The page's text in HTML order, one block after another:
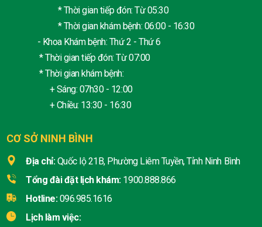
* Thời gian tiếp đón: Từ 05:30
* Thời gian khám bệnh: 06:00 - 16:30
- Khoa Khám bệnh: Thứ 2 - Thứ 6
* Thời gian tiếp đón: Từ 07:00
* Thời gian khám bệnh:
+ Sáng: 07h30 - 12:00
+ Chiều: 13:30 - 16:30
CƠ SỞ NINH BÌNH
Địa chỉ: Quốc lộ 21B, Phường Liêm Tuyền, Tỉnh Ninh Bình
Tổng đài đặt lịch khám: 1900.888.866
Hotline: 096.985.1616
Lịch làm việc: